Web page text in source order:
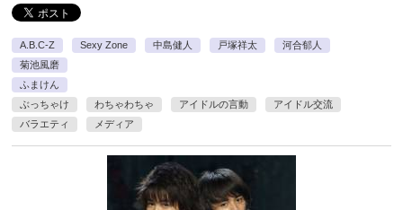
A.B.C-Z Sexy Zone 中島健人 戸塚祥太
河合郁人
菊池風磨
ふまけん
ぶっちゃけ
わちゃわちゃ アイドルの言動
アイドル交流
バラエティ
メディア